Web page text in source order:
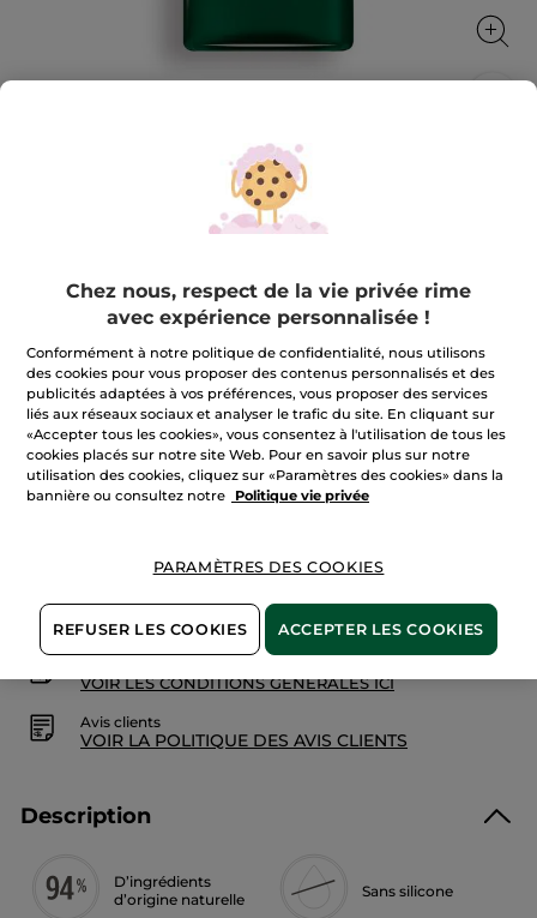
Shampooing Doux
Des cheveux plus souples et faciles à coiffer
300 ml
4.7
5
Lire
les
avis
Shampooing
Doux
5,99 €
Quantité
AJOUTER AU PANIER
Paiement sécurisé
Satisfait ou remboursé
Conditions générales de vente
VOIR LES CONDITIONS GÉNÉRALES ICI
Avis clients
VOIR LA POLITIQUE DES AVIS CLIENTS
Description
D’ingrédients
d’origine naturelle
Sans silicone
Chez nous, respect de la vie privée rime
avec expérience personnalisée !
Conformément à notre politique de confidentialité, nous utilisons
des cookies pour vous proposer des contenus personnalisés et des
publicités adaptées à vos préférences, vous proposer des services
liés aux réseaux sociaux et analyser le trafic du site. En cliquant sur
«Accepter tous les cookies», vous consentez à l'utilisation de tous les
cookies placés sur notre site Web. Pour en savoir plus sur notre
utilisation des cookies, cliquez sur «Paramètres des cookies» dans la
bannière ou consultez notre
Politique vie privée
PARAMÈTRES DES COOKIES
REFUSER LES COOKIES ACCEPTER LES COOKIES